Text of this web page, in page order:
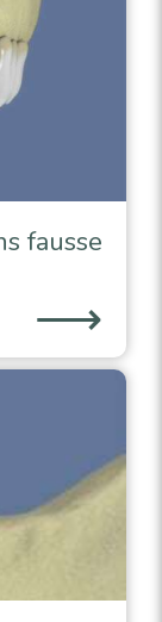
fausse
⟶